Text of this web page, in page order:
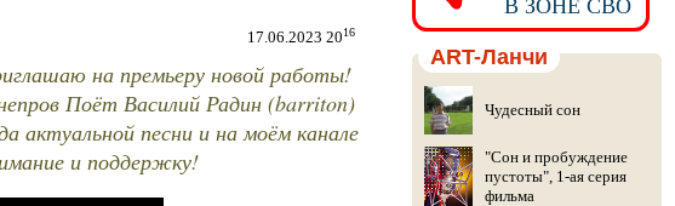
17.06.2023 2016
на премьеру новой работы!
Поёт Василий Радин (barriton)
актуальной песни и на моём канале
и поддержку!
В ЗОНЕ СВО
ART-Ланчи
Чудесный сон
"Сон и пробуждение
пустоты", 1-ая серия
фильма